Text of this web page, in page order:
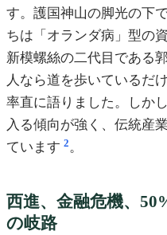
す。護国神山の脚光の下
ちは「オランダ病」型の
新模螺絲の二代目である
人なら道を歩いているだ
率直に語りました。しか
入る傾向が強く、伝統産
ています 2。
西進、金融危機、
の岐路